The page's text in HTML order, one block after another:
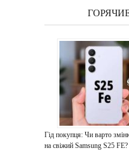
Гід покупця: Чи варто
на свіжий Samsung S25 FE?